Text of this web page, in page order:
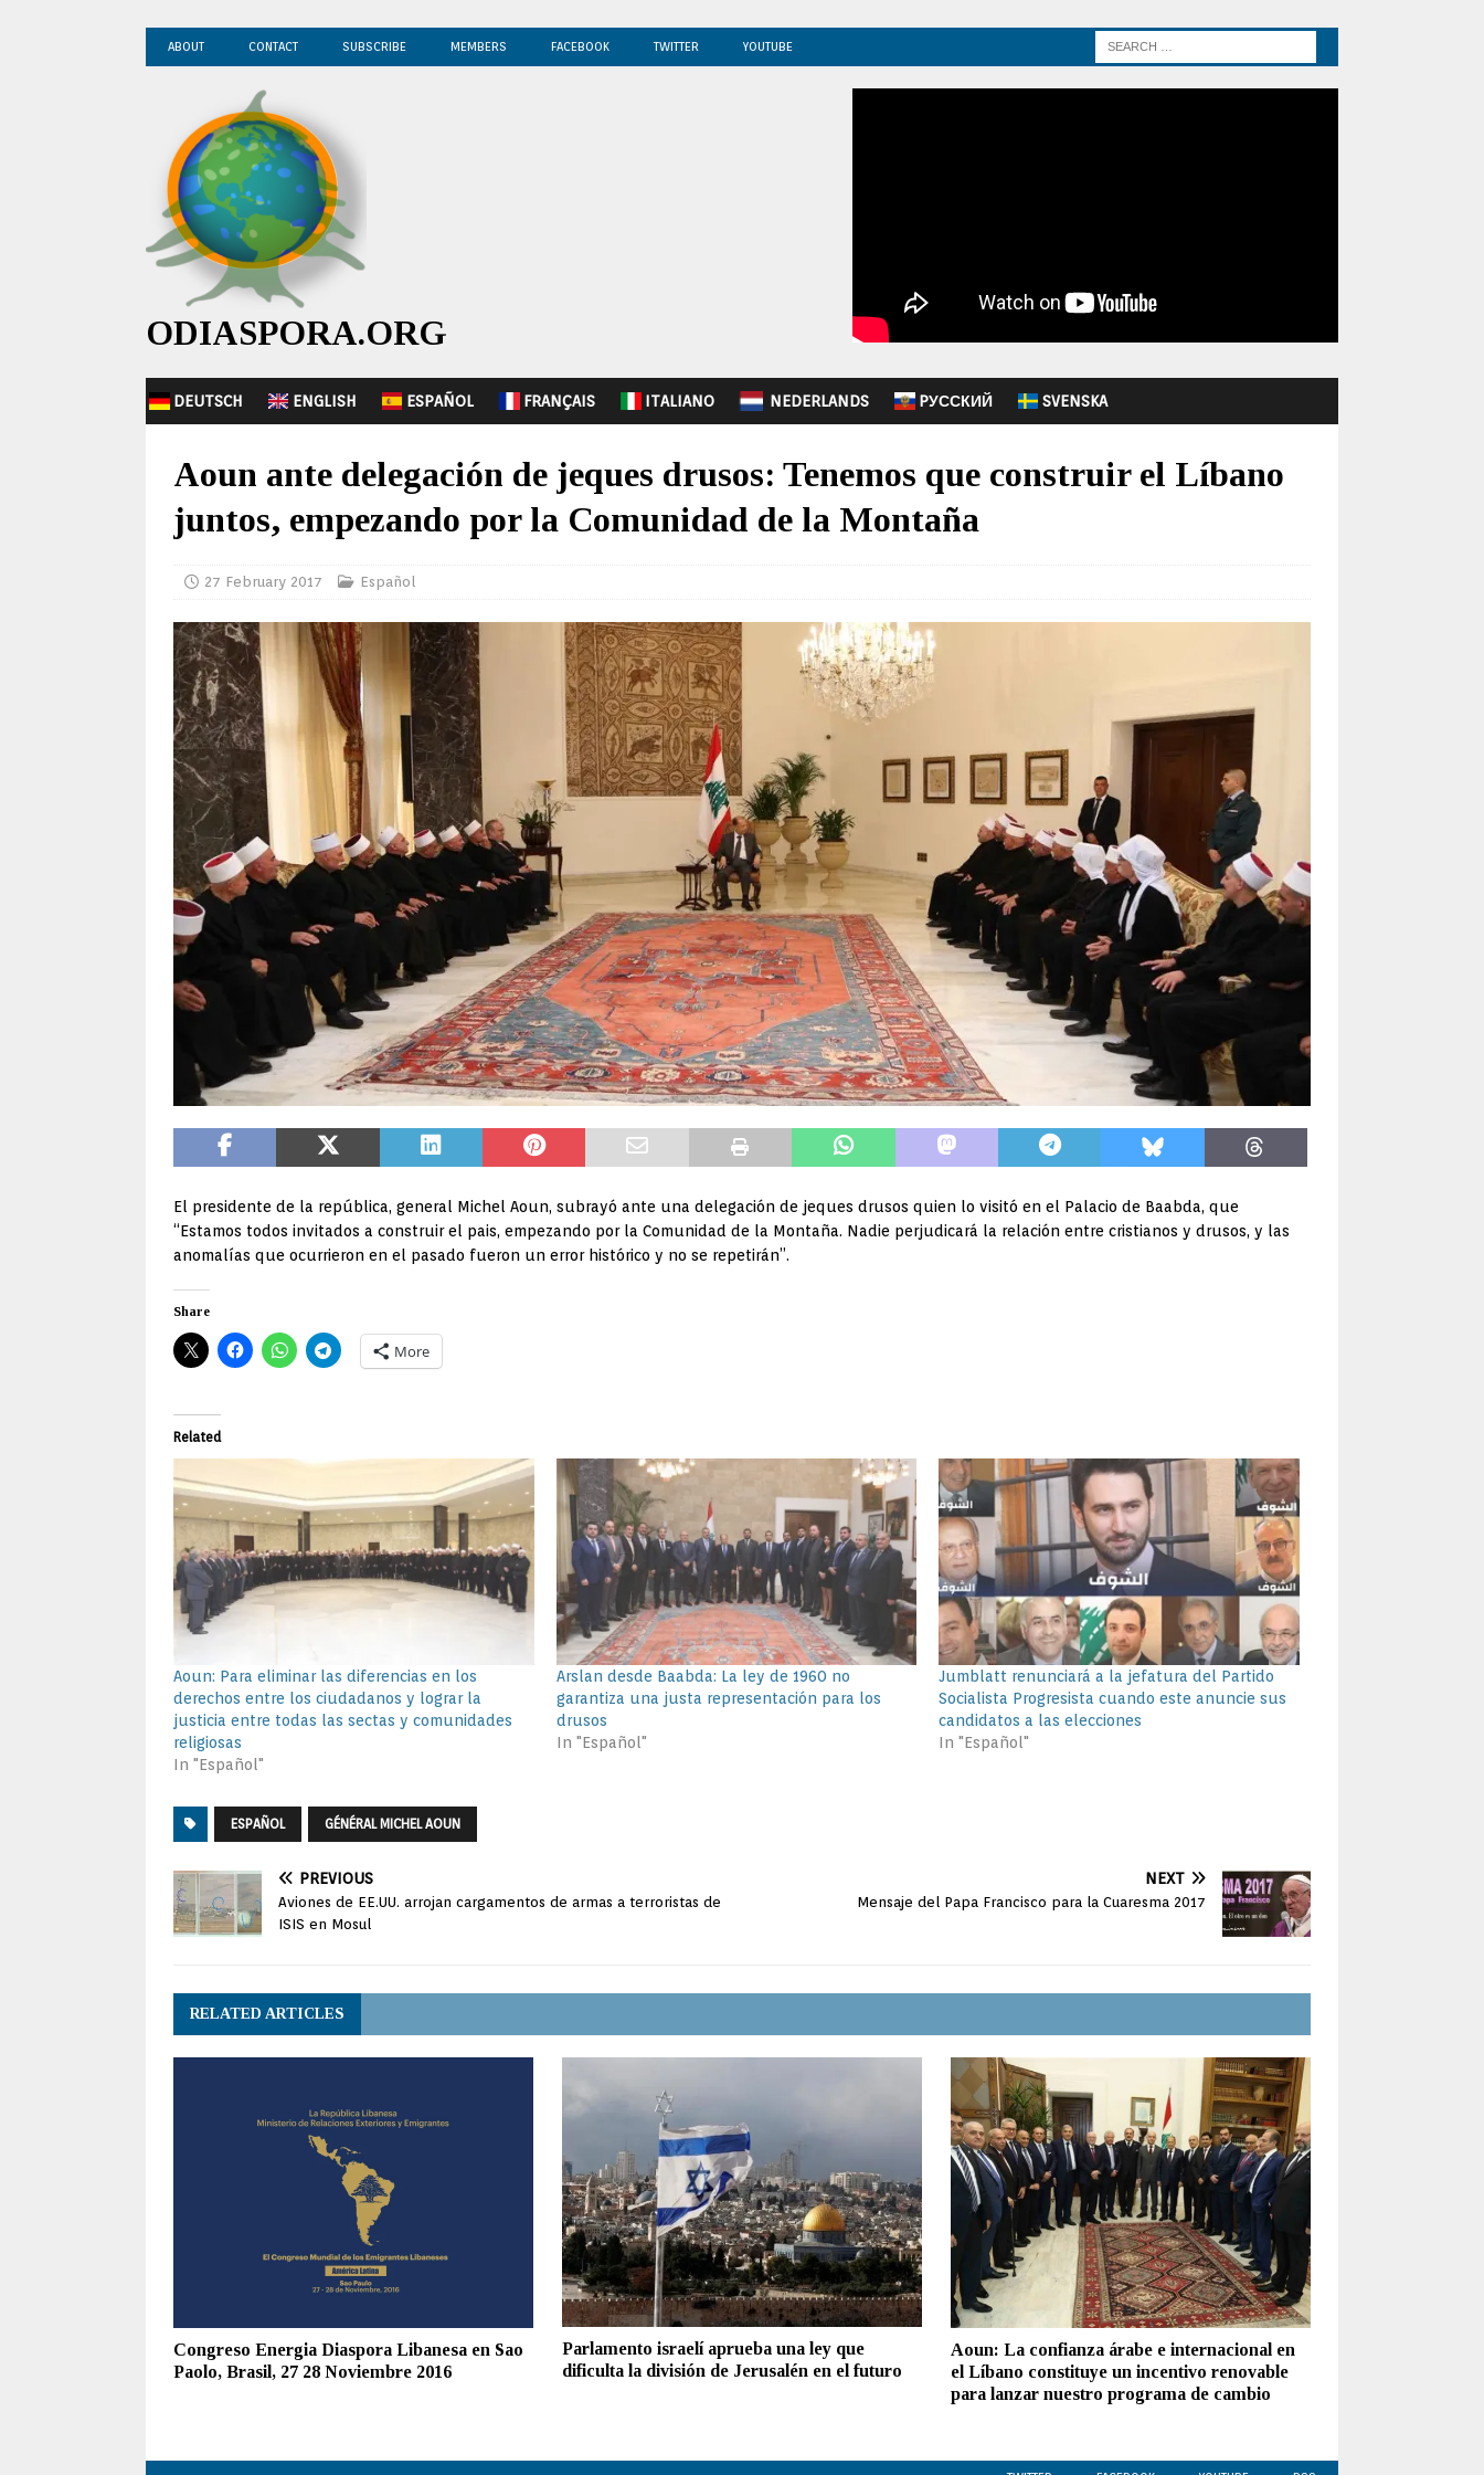
ABOUT CONTACT SUBSCRIBE MEMBERS FACEBOOK TWITTER YOUTUBE
ODIASPORA.ORG
DEUTSCH ENGLISH ESPAÑOL FRANÇAIS ITALIANO NEDERLANDS PУССКИЙ SVENSKA
Aoun ante delegación de jeques drusos: Tenemos que construir el Líbano
juntos, empezando por la Comunidad de la Montaña
27 February 2017 Español
El presidente de la república, general Michel Aoun, subrayó ante una delegación de jeques drusos quien lo visitó en el Palacio de Baabda, que
“Estamos todos invitados a construir el pais, empezando por la Comunidad de la Montaña. Nadie perjudicará la relación entre cristianos y drusos, y las
anomalías que ocurrieron en el pasado fueron un error histórico y no se repetirán”.
Share
More
Related
Aoun: Para eliminar las diferencias en los
derechos entre los ciudadanos y lograr la
justicia entre todas las sectas y comunidades
religiosas
In "Español"
Arslan desde Baabda: La ley de 1960 no
garantiza una justa representación para los
drusos
In "Español"
Jumblatt renunciará a la jefatura del Partido
Socialista Progresista cuando este anuncie sus
candidatos a las elecciones
In "Español"
ESPAÑOL GÉNÉRAL MICHEL AOUN
PREVIOUS
Aviones de EE.UU. arrojan cargamentos de armas a terroristas de
ISIS en Mosul
NEXT
Mensaje del Papa Francisco para la Cuaresma 2017
RELATED ARTICLES
Congreso Energia Diaspora Libanesa en Sao
Paolo, Brasil, 27 28 Noviembre 2016
Parlamento israelí aprueba una ley que
dificulta la división de Jerusalén en el futuro
Aoun: La confianza árabe e internacional en
el Líbano constituye un incentivo renovable
para lanzar nuestro programa de cambio